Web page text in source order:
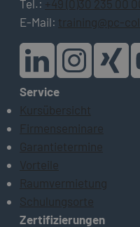
Tel.: +49 (0)30 235 00
E-Mail: training@pc-
Service
Kursübersicht
Firmenseminare
Garantietermine
Vorteile
Raumvermietung
Schulungsorte
Zertifizierungen